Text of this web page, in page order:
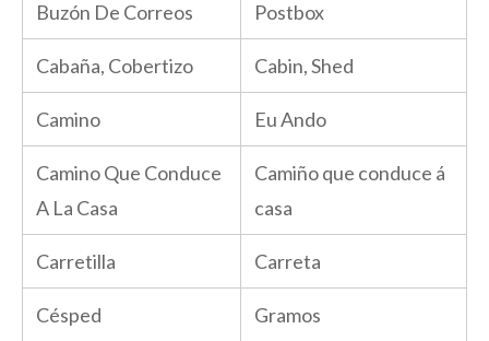
Buzón De Correos Postbox
Cabaña, Cobertizo Cabin, Shed
Camino Eu Ando
Camino Que Conduce
A La Casa
Camiño que conduce á
casa
Carretilla Carreta
Césped Gramos